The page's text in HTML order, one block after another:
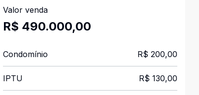
Valor venda
R$ 490.000,00
Condomínio R$ 200,00
IPTU R$ 130,00